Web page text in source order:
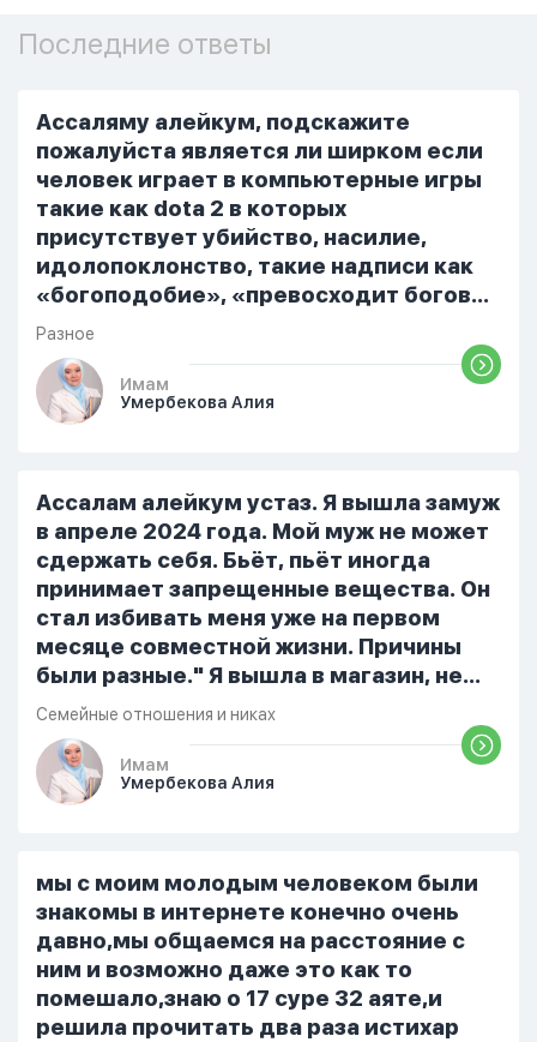
Последние ответы
Ассаляму алейкум, подскажите
пожалуйста является ли ширком если
человек играет в компьютерные игры
такие как dota 2 в которых
присутствует убийство, насилие,
идолопоклонство, такие надписи как
«богоподобие», «превосходит богов»,
но при этом человек полностью
признает и соблюдает все столпы
Ислама и эта игра не мешает ему
выполнять ему его обязанности по
является Единым Богом и не
принимает слова и контекст игры в
серьез, относиться к игре только как к
развлечению и...
Разное
Имам
Умербекова Алия
Ассалам алейкум устаз. Я вышла замуж
в апреле 2024 года. Мой муж не может
сдержать себя. Бьёт, пьёт иногда
принимает запрещенные вещества. Он
стал избивать меня уже на первом
месяце совместной жизни. Причины
были разные." Я вышла в магазин, не
помыла вовремя посуду, не
приготовила во время еду, прошу
немного времени и любви" он никогда
не свободен для меня. С 7 утра до 8
только ночью, иногда засыпаю одна.
Мы пытались ему говорить что так
нельзя но он всё равно делает...
Семейные отношения и никах
Имам
Умербекова Алия
мы с моим молодым человеком были
знакомы в интернете конечно очень
давно,мы общаемся на расстояние с
ним и возможно даже это как то
помешало,знаю о 17 суре 32 аяте,и
решила прочитать два раза истихар